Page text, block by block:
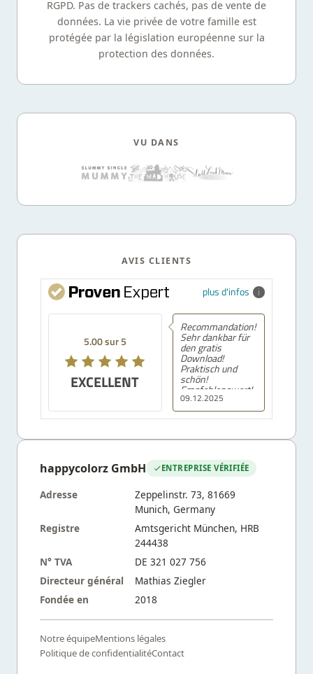
RGPD. Pas de trackers cachés, pas de vente de
données. La vie privée de votre famille est
protégée par la législation européenne sur la
protection des données.
VU DANS
AVIS CLIENTS
plus d'infos
5.00 sur 5
EXCELLENT
09.12.2025
Recommandation!
Sehr dankbar für
den gratis
Download!
Praktisch und
schön!
Empfehlenswert!
happycolorz GmbH ENTREPRISE VÉRIFIÉE
Adresse
Zeppelinstr. 73, 81669
Munich, Germany
Registre
Amtsgericht München, HRB
244438
N° TVA
DE 321 027 756
Directeur général
Mathias Ziegler
Fondée en
2018
Notre équipeMentions légales
Politique de confidentialitéContact